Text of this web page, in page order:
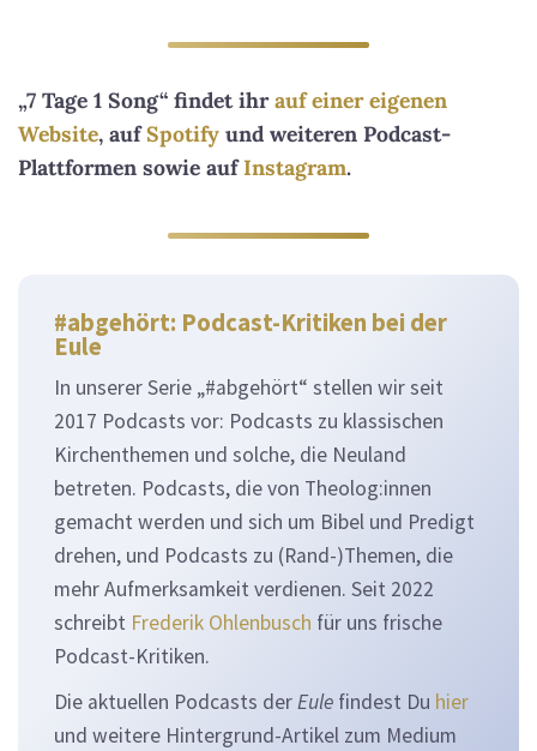
„7 Tage 1 Song“ findet ihrauf einer eigenen
Website, aufSpotify und weiteren Podcast-
Plattformen sowie aufInstagram.
#abgehört: Podcast-Kritiken bei der
Eule
In unserer Serie „#abgehört“ stellen wir seit
2017 Podcasts vor: Podcasts zu klassischen
Kirchenthemen und solche, die Neuland
betreten. Podcasts, die von Theolog:innen
gemacht werden und sich um Bibel und Predigt
drehen, und Podcasts zu (Rand-)Themen, die
mehr Aufmerksamkeit verdienen. Seit 2022
schreibt Frederik Ohlenbusch für uns frische
Podcast-Kritiken.
Die aktuellen Podcasts derEule findest Du hier
und weitere Hintergrund-Artikel zum Medium